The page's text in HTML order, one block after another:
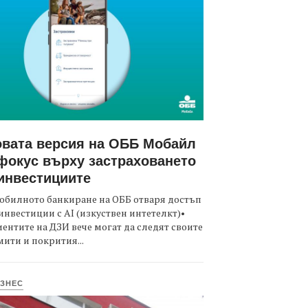
версия на ОББ Мобайл
върху застраховането
банкиране на ОББ отваря достъп
с AI (изкуствен интетелкт)•
на ДЗИ вече могат да следят своите
и покрития...